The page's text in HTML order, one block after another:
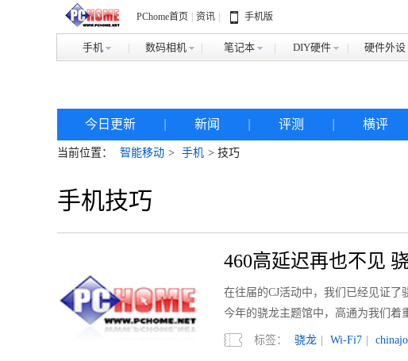
PChome首页 资讯 手机版
手机 数码相机 笔记本 DIY硬件 硬件外设
今日更新 新闻 评测 横评
当前位置： 智能移动 > 手机 > 技巧
手机技巧
460高延迟再也不见
在往届的CJ活动中，我们已经见证
今年的骁龙主题馆中，高通为我们着
标签： 骁龙 Wi-Fi7